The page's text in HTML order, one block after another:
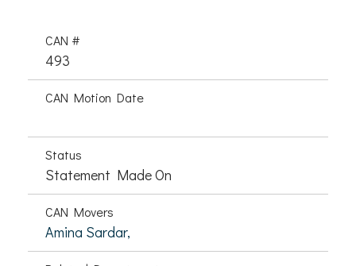
CAN #
493
CAN Motion Date
Status
Statement Made On
CAN Movers
Amina Sardar,